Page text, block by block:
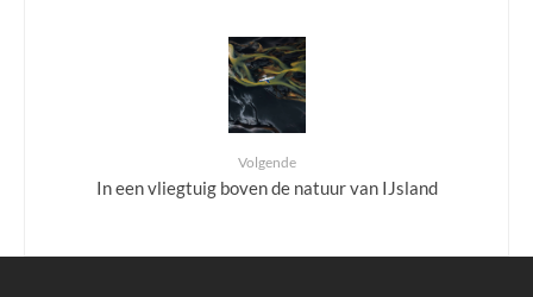
Volgende
In een vliegtuig boven de natuur van IJsland